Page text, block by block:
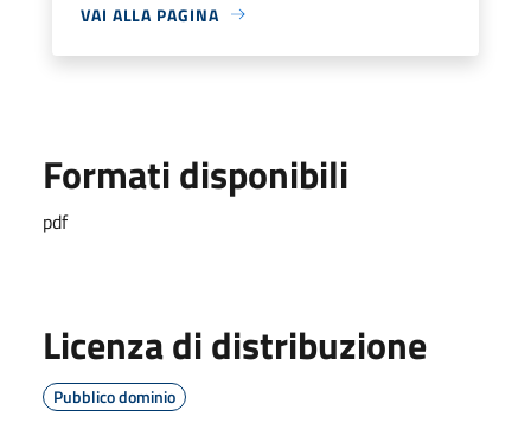
VAI ALLA PAGINA
Formati disponibili
pdf
Licenza di distribuzione
Pubblico dominio